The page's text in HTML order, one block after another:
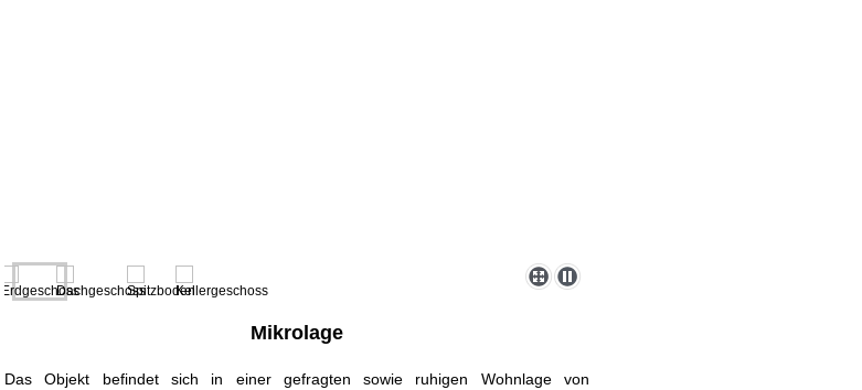
Mikrolage
Das Objekt befindet sich in einer gefragten sowie ruhigen Wohnlage von